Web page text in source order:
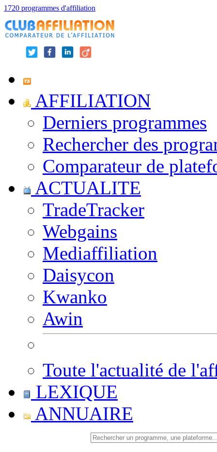
1720 programmes d'affiliation
AFFILIATION
Derniers programmes
Rechercher des
Comparateur de
ACTUALITE
TradeTracker
Webgains
Mediaffiliation
Daisycon
Kwanko
Awin
Toute l'actualité de
LEXIQUE
ANNUAIRE